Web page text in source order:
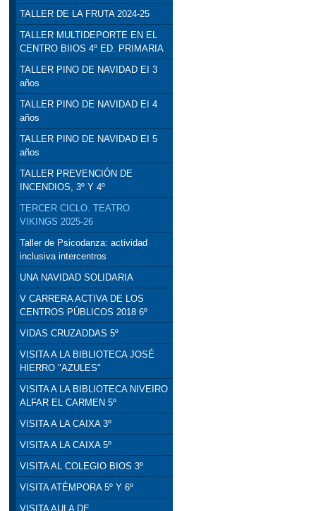
TALLER DE LA FRUTA 2024-25
TALLER MULTIDEPORTE EN EL
CENTRO BIIOS 4º ED. PRIMARIA
TALLER PINO DE NAVIDAD EI 3
años
TALLER PINO DE NAVIDAD EI 4
años
TALLER PINO DE NAVIDAD EI 5
años
TALLER PREVENCIÓN DE
INCENDIOS, 3º Y 4º
TERCER CICLO. TEATRO
VIKINGS 2025-26
Taller de Psicodanza: actividad
inclusiva intercentros
UNA NAVIDAD SOLIDARIA
V CARRERA ACTIVA DE LOS
CENTROS PÚBLICOS 2018 6º
VIDAS CRUZADDAS 5º
VISITA A LA BIBLIOTECA JOSÉ
HIERRO "AZULES"
VISITA A LA BIBLIOTECA NIVEIRO
ALFAR EL CARMEN 5º
VISITA A LA CAIXA 3º
VISITA A LA CAIXA 5º
VISITA AL COLEGIO BIOS 3º
VISITA ATÉMPORA 5º Y 6º
VISITA AULA DE